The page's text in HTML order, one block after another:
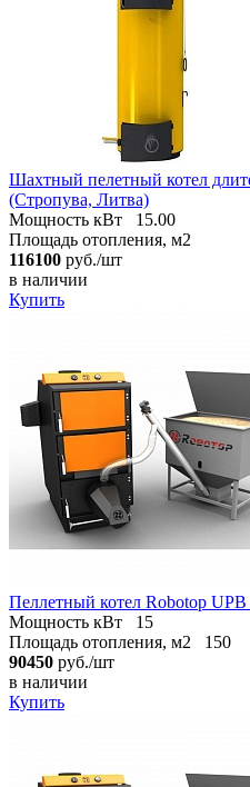
Шахтный пелетный котел
(Стропува, Литва)
Мощность кВт
15.00
Площадь отопления, м2
116100 руб./шт
в наличии
Купить
Пеллетный котел Robotop UPB
Мощность кВт
15
Площадь отопления, м2
150
90450 руб./шт
в наличии
Купить